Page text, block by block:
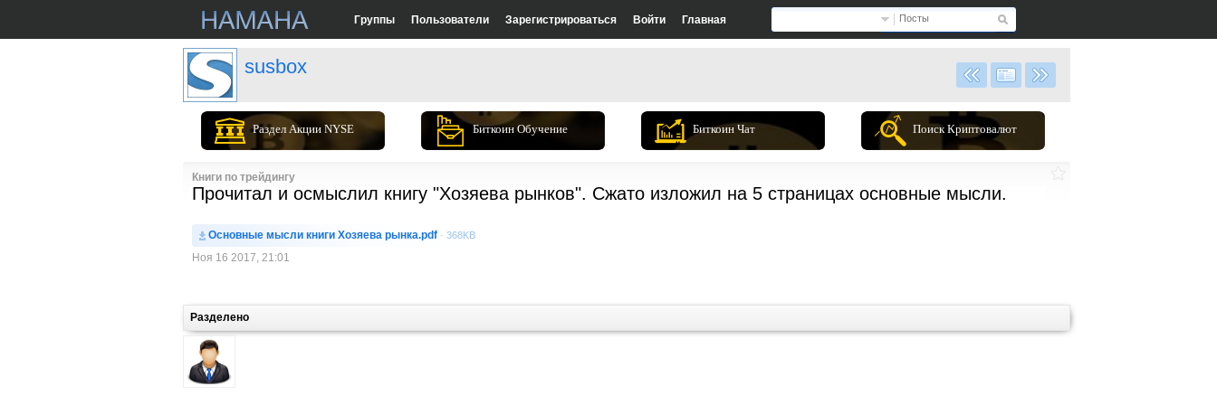
Посты
Группы Пользователи Зарегистрироваться Войти Главная
susbox
Раздел Акции NYSE Биткоин Обучение Биткоин Чат Поиск Криптовалют
Книги по трейдингу
Прочитал и осмыслил книгу "Хозяева рынков". Сжато изложил на 5 страницах основные мысли.
Основные мысли книги Хозяева рынка.pdf · 368KB
Ноя 16 2017, 21:01
Разделено